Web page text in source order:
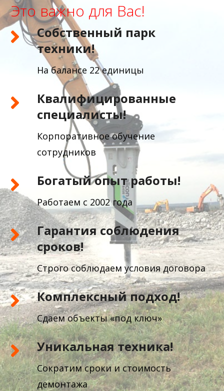
Это важно для Вас!
Собственный парк
техники!
На балансе 22 единицы
Квалифицированные
специалисты!
Корпоративное обучение
сотрудников
Богатый опыт работы!
Работаем с 2002 года
Гарантия соблюдения
сроков!
Строго соблюдаем условия договора
Комплексный подход!
Сдаем объекты «под ключ»
Уникальная техника!
Сократим сроки и стоимость
демонтажа